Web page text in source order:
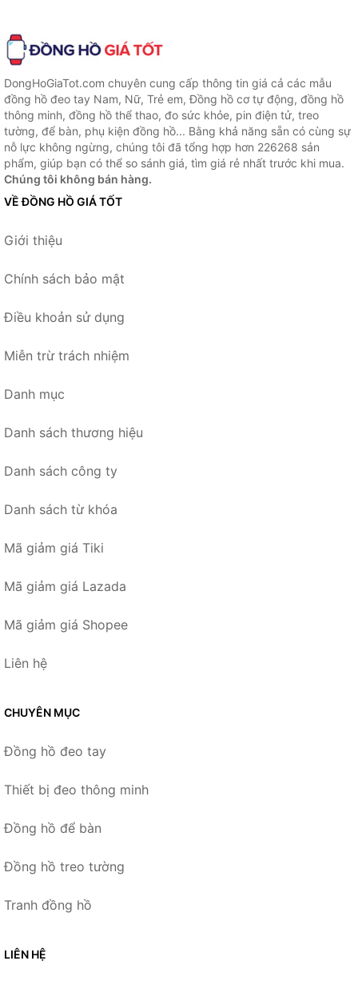
DongHoGiaTot.com chuyên cung cấp thông tin giá cả các mẫu
đồng hồ đeo tay Nam, Nữ, Trẻ em, Đồng hồ cơ tự động, đồng hồ
thông minh, đồng hồ thể thao, đo sức khỏe, pin điện tử, treo
tường, để bàn, phụ kiện đồng hồ... Bằng khả năng sẵn có cùng sự
nỗ lực không ngừng, chúng tôi đã tổng hợp hơn 226268 sản
phẩm, giúp bạn có thể so sánh giá, tìm giá rẻ nhất trước khi mua.
Chúng tôi không bán hàng.
VỀ ĐỒNG HỒ GIÁ TỐT
Giới thiệu
Chính sách bảo mật
Điều khoản sử dụng
Miễn trừ trách nhiệm
Danh mục
Danh sách thương hiệu
Danh sách công ty
Danh sách từ khóa
Mã giảm giá Tiki
Mã giảm giá Lazada
Mã giảm giá Shopee
Liên hệ
CHUYÊN MỤC
Đồng hồ đeo tay
Thiết bị đeo thông minh
Đồng hồ để bàn
Đồng hồ treo tường
Tranh đồng hồ
LIÊN HỆ